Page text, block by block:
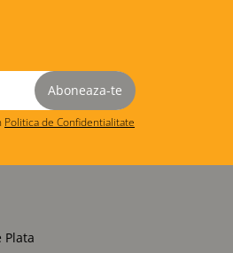
Politica de Confidentialitate
Plata